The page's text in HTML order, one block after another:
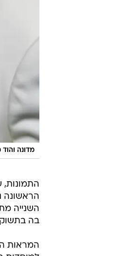
מדונה
התמונות,
הראשונה
השנייה
בה
המראות